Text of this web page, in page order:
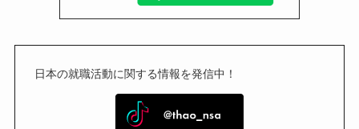
日本の就職活動に関する情報を発信中！